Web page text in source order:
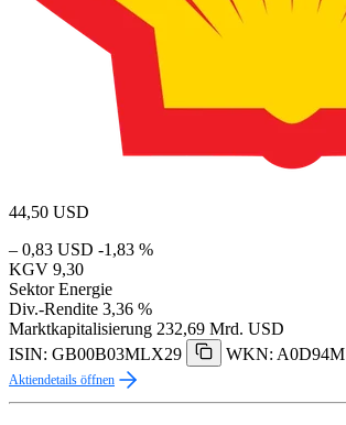
44,50 USD
– 0,83 USD -1,83 %
KGV 9,30
Sektor Energie
Div.-Rendite 3,36 %
Marktkapitalisierung 232,69 Mrd. USD
ISIN: GB00B03MLX29
WKN: A0D94M
Aktiendetails öffnen